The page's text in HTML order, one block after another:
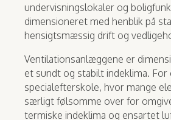
undervisningslokaler og
dimensioneret med henblik på
hensigtsmæssig drift og
Ventilationsanlæggene er
et sundt og stabilt indeklima. For
specialefterskole, hvor mange
særligt følsomme over for
termiske indeklima og ensartet